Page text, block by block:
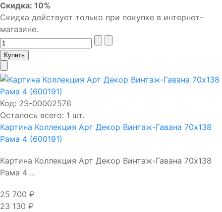
Скидка: 10%
Скидка действует только при покупке в интернет-
магазине.
Код: 2S-00002576
Осталось всего: 1 шт.
Картина Коллекция Арт Декор Винтаж-Гавана 70х138
Рама 4 (600191)
Картина Коллекция Арт Декор Винтаж-Гавана 70х138
Рама 4 ...
25 700 ₽
23 130 ₽